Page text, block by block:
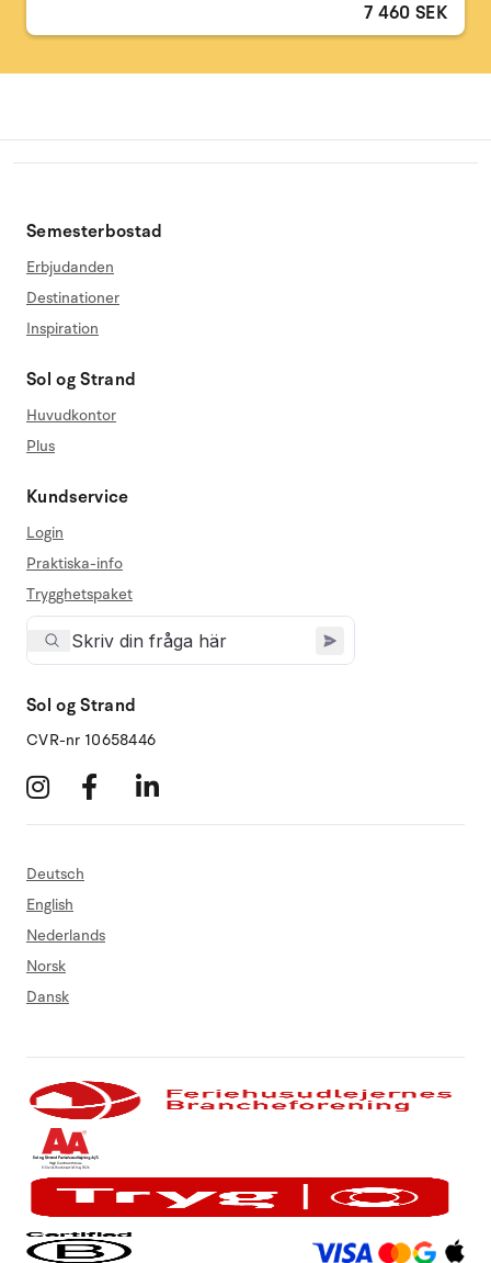
7 460 SEK
Semesterbostad
Erbjudanden
Destinationer
Inspiration
Sol og Strand
Huvudkontor
Plus
Kundservice
Login
Praktiska-info
Trygghetspaket
Sol og Strand
CVR-nr 10658446
Deutsch
English
Nederlands
Norsk
Dansk